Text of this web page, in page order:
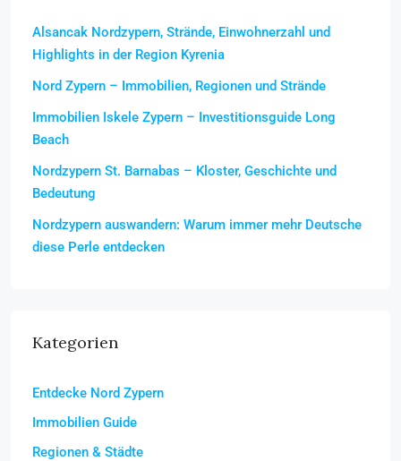
Alsancak Nordzypern, Strände, Einwohnerzahl und
Highlights in der Region Kyrenia
Nord Zypern – Immobilien, Regionen und Strände
Immobilien Iskele Zypern – Investitionsguide Long
Beach
Nordzypern St. Barnabas – Kloster, Geschichte und
Bedeutung
Nordzypern auswandern: Warum immer mehr Deutsche
diese Perle entdecken
Kategorien
Entdecke Nord Zypern
Immobilien Guide
Regionen & Städte